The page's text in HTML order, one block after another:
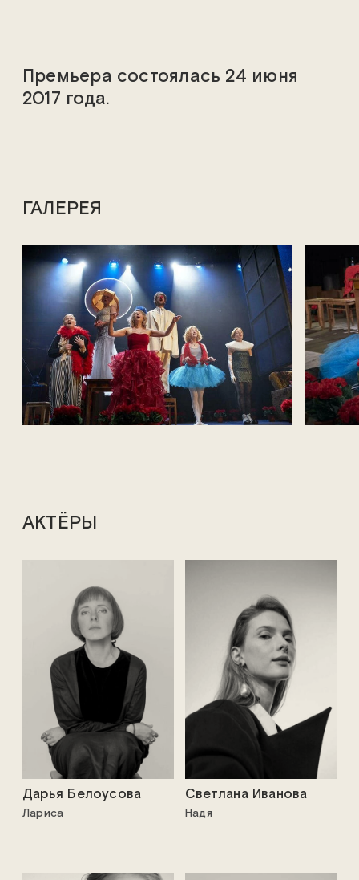
Премьера состоялась 24 июня
2017 года.
ГАЛЕРЕЯ
АКТЁРЫ
Дарья Белоусова
Лариса
Светлана Иванова
Надя